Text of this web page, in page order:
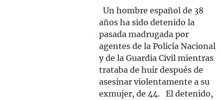
Un hombre español de 38
años ha sido detenido la
pasada madrugada por
agentes de la Policía Nacional
y de la Guardia Civil mientras
trataba de huir después de
asesinar violentamente a su
exmujer, de 44. El detenido,